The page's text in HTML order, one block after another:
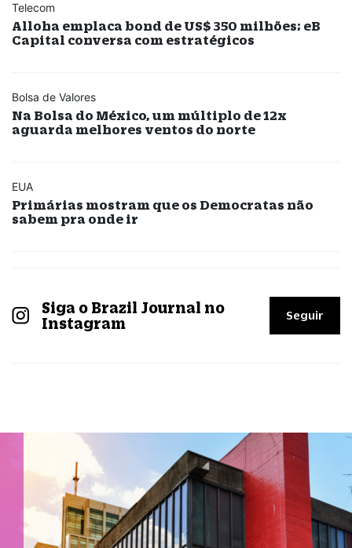
Telecom
Alloha emplaca bond de US$ 350 milhões; eB
Capital conversa com estratégicos
Bolsa de Valores
Na Bolsa do México, um múltiplo de 12x
aguarda melhores ventos do norte
EUA
Primárias mostram que os Democratas não
sabem pra onde ir
Siga o Brazil Journal no
Instagram
Seguir